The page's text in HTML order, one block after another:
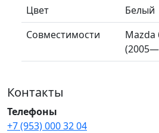
Цвет
Белый
Совместимости
Mazda
Контакты
Телефоны
+7 (953) 000 32 04